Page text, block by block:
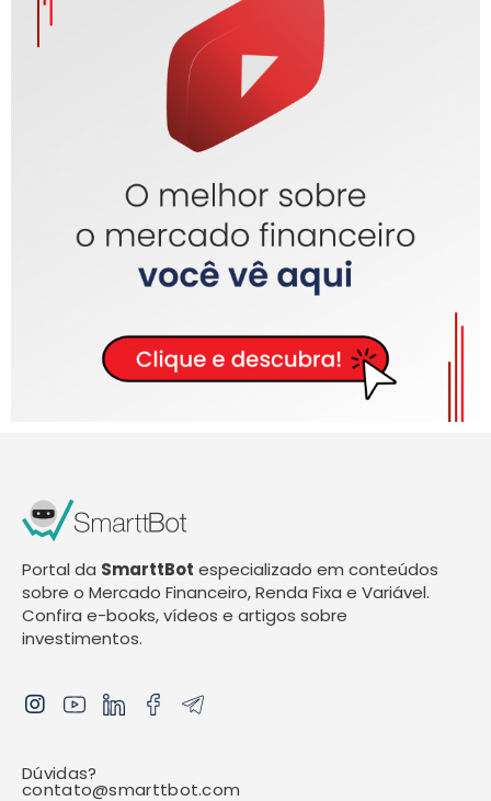
Portal da SmarttBot especializado em conteúdos
sobre o Mercado Financeiro, Renda Fixa e Variável.
Confira e-books, vídeos e artigos sobre
investimentos.
Dúvidas?
contato@smarttbot.com